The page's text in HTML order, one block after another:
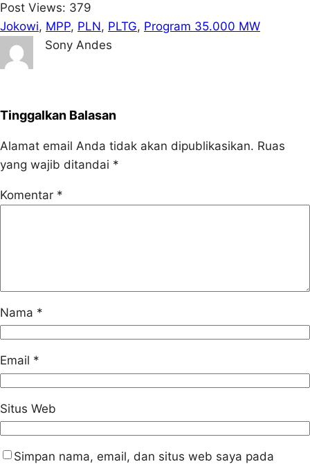
Post Views: 379
Jokowi, MPP, PLN, PLTG, Program 35.000 MW
Sony Andes
Tinggalkan Balasan
Alamat email Anda tidak akan dipublikasikan. Ruas
yang wajib ditandai *
Komentar *
Nama *
Email *
Situs Web
Simpan nama, email, dan situs web saya pada